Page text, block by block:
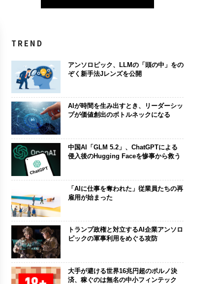
TREND
アンソロピック、LLMの「頭の中」をの
ぞく新手法Jレンズを公開
AIが時間を生み出すとき、リーダーシッ
プが価値創出のボトルネックになる
中国AI「GLM 5.2」、ChatGPTによる
侵入後のHugging Faceを惨事から救う
「AIに仕事を奪われた」従業員たちの再
雇用が始まった
トランプ政権と対立するAI企業アンソロ
ピックの軍事利用をめぐる攻防
大手が避ける世界16兆円超のポルノ決
済、稼ぐのは無名の中小フィンテック